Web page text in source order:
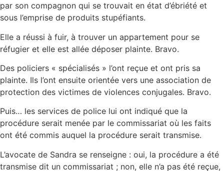
par son compagnon qui se trouvait en état d’ébriété et
sous l’emprise de produits stupéfiants.
Elle a réussi à fuir, à trouver un appartement pour se
réfugier et elle est allée déposer plainte. Bravo.
Des policiers « spécialisés » l’ont reçue et ont pris sa
plainte. Ils l’ont ensuite orientée vers une association de
protection des victimes de violences conjugales. Bravo.
Puis… les services de police lui ont indiqué que la
procédure serait menée par le commissariat où les faits
ont été commis auquel la procédure serait transmise.
L’avocate de Sandra se renseigne : oui, la procédure a été
transmise dit un commissariat ; non, elle n’a pas été reçue,